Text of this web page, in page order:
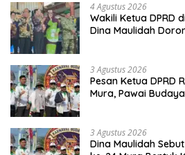
4 Agustus 2026
Wakili Ketua DPRD
Dina Maulidah
3 Agustus 2026
Pesan Ketua DPRD
Mura, Pawai
3 Agustus 2026
Dina Maulidah